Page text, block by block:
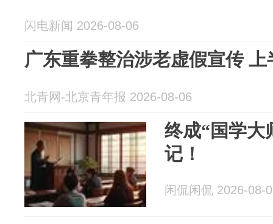
闪电新闻 2026-08-06
广东重拳整治涉老虚假宣传
北青网-北京青年报 2026-08-06
终成“国学大
记！
闲侃闲侃 2026-08-